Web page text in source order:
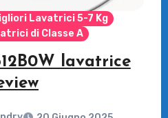
Lavatrici 5-7 Kg
di Classe A
lavatrice